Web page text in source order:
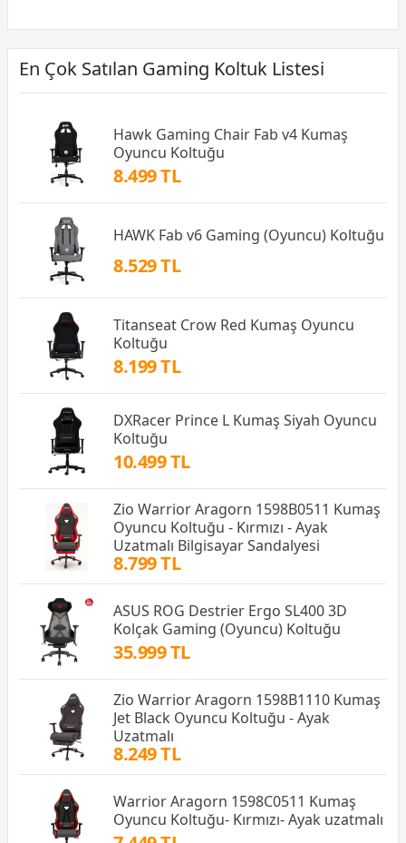
En Çok Satılan Gaming Koltuk Listesi
Hawk Gaming Chair Fab v4 Kumaş
Oyuncu Koltuğu
8.499 TL
HAWK Fab v6 Gaming (Oyuncu) Koltuğu
8.529 TL
Titanseat Crow Red Kumaş Oyuncu
Koltuğu
8.199 TL
DXRacer Prince L Kumaş Siyah Oyuncu
Koltuğu
10.499 TL
Zio Warrior Aragorn 1598B0511 Kumaş
Oyuncu Koltuğu - Kırmızı - Ayak
Uzatmalı Bilgisayar Sandalyesi
8.799 TL
ASUS ROG Destrier Ergo SL400 3D
Kolçak Gaming (Oyuncu) Koltuğu
35.999 TL
Zio Warrior Aragorn 1598B1110 Kumaş
Jet Black Oyuncu Koltuğu - Ayak
Uzatmalı
8.249 TL
Warrior Aragorn 1598C0511 Kumaş
Oyuncu Koltuğu- Kırmızı- Ayak uzatmalı